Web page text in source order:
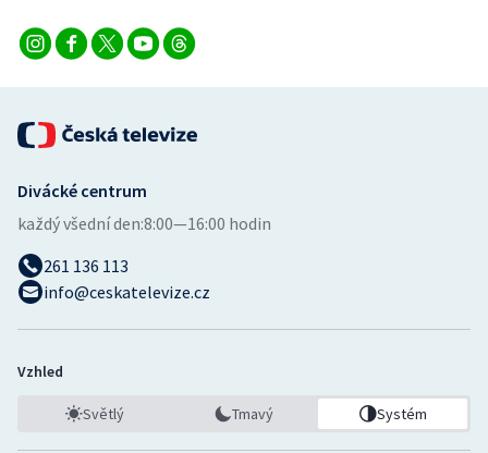
Divácké centrum
každý všední den:8:00—16:00 hodin
261 136 113
info@ceskatelevize.cz
Vzhled
Světlý Tmavý Systém